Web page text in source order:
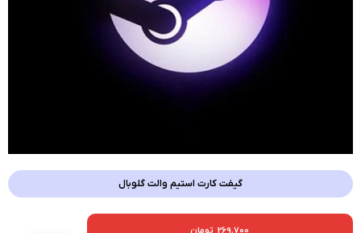
گیفت کارت استیم والت گلوبال